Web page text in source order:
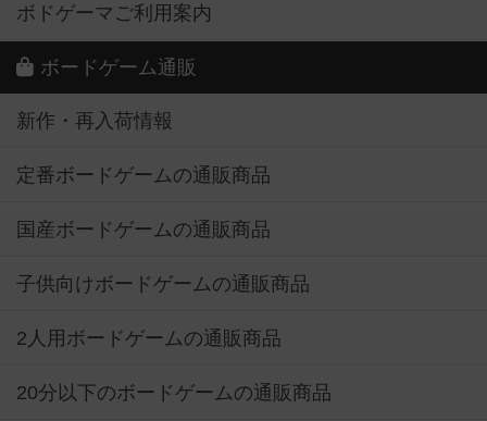
ボドゲーマご利用案内
ボードゲーム通販
新作・再入荷情報
定番ボードゲームの通販商品
国産ボードゲームの通販商品
子供向けボードゲームの通販商品
2人用ボードゲームの通販商品
20分以下のボードゲームの通販商品